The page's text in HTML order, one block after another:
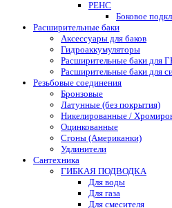
РЕНС
Боковое
Расширительные баки
Аксессуары для баков
Гидроаккумуляторы
Расширительные баки для
Расширительные баки для
Резьбовые соединения
Бронзовые
Латунные (без покрытия)
Никелированные /
Оцинкованные
Сгоны (Американки)
Удлинители
Сантехника
ГИБКАЯ ПОДВОДКА
Для воды
Для газа
Для смесителя